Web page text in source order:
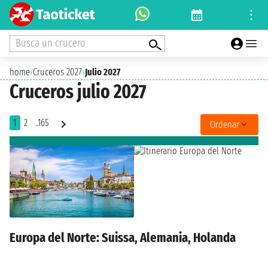
Busca un crucero
home›Cruceros 2027›Julio 2027
Cruceros julio 2027
1 2 ..165 Ordenar
Europa del Norte: Suissa, Alemania, Holanda